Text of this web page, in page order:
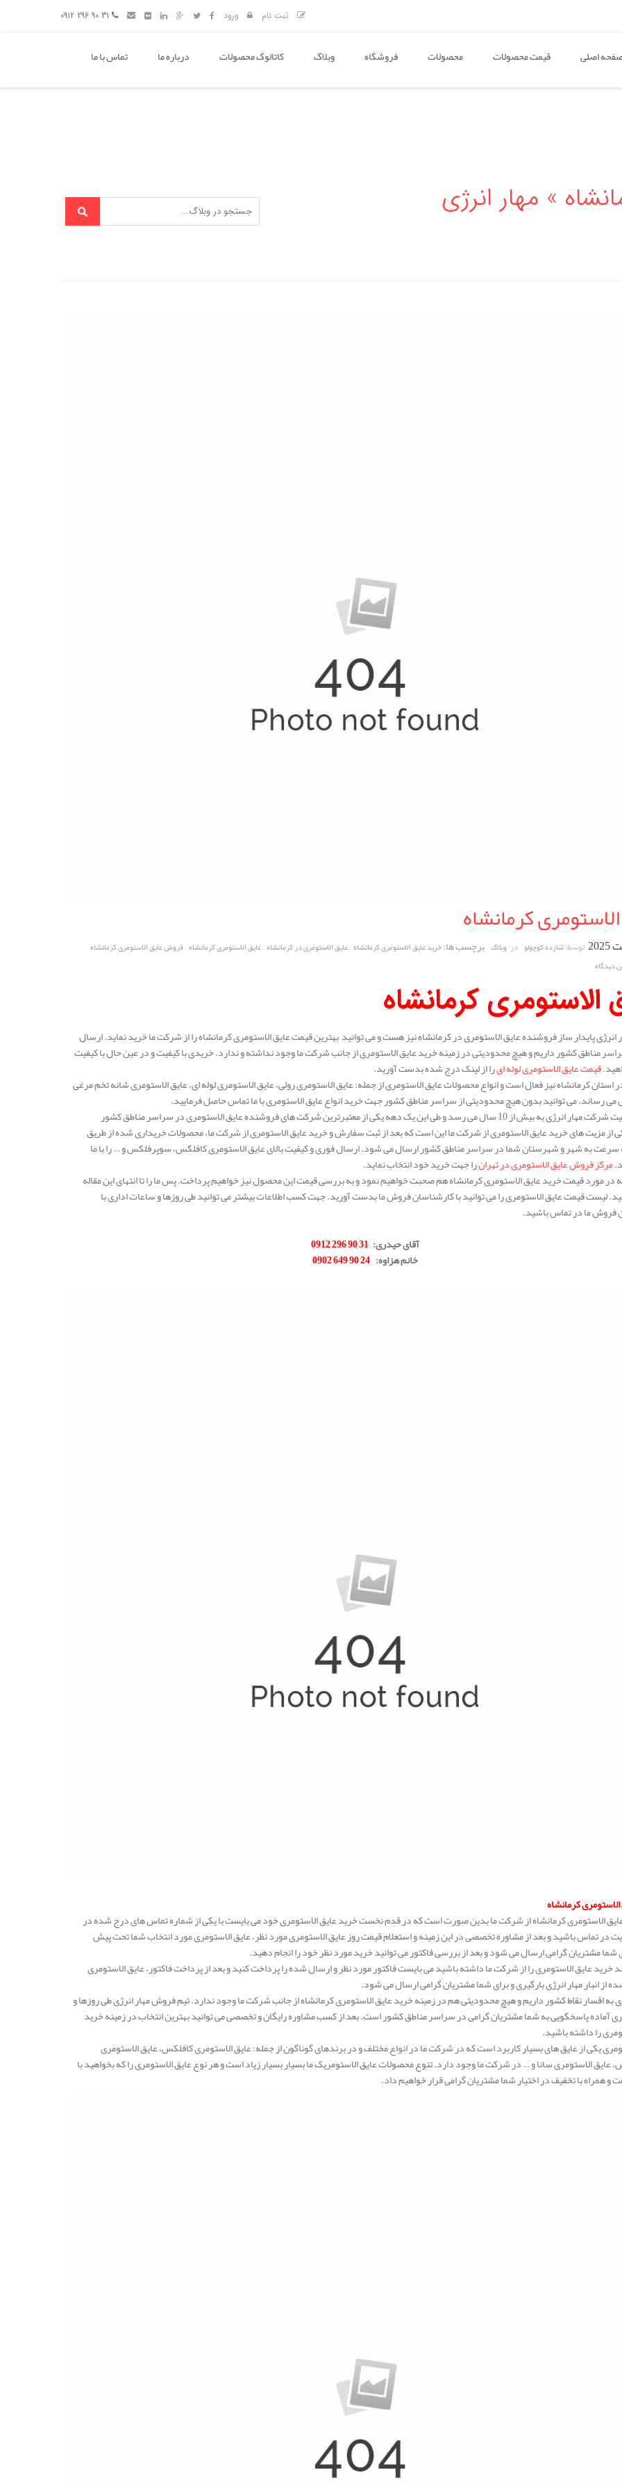
ثبت نام ورود
اصلی قیمت محصولات محصولات فروشگاه وبلاگ کاتالوگ محصولات درباره ما تماس با ما
» مهار انرژی
کرمانشاه
توسط:شازده کوچولو در:وبلاگ برچسب ها:خرید عایق الاستومری کرمانشاه ,عایق الاستومری در کرمانشاه ,عایق الاستومری کرمانشاه ,فروش عایق الاستومری کرمانشاه
دیدگاه
الاستومری کرمانشاه
پایدار ساز فروشنده عایق الاستومری در کرمانشاه نیز هست و می توانید بهترین قیمت عایق الاستومری کرمانشاه را از شرکت ما خرید نماید. ارسال
مناطق کشور داریم و هیچ محدودیتی در زمینه خرید عایق الاستومری از جانب شرکت ما وجود نداشته و ندارد. خریدی با کیفیت و در عین حال با کیفیت
قیمت عایق الاستومری لوله ایرا از لینک درج شده بدست آورید.
کرمانشاه نیز فعال است و انواع محصولات عایق الاستومری از جمله: عایق الاستومری رولی، عایق الاستومری لوله ای، عایق الاستومری شانه تخم مرغی
می رساند. می توانید بدون هیچ محدودیتی از سراسر مناطق کشور جهت خرید انواع عایق الاستومری با ما تماس حاصل فرمایید.
سابقه فعالیت شرکت مهار انرژی به بیش از 10 سال می رسد و طی این یک دهه یکی از معتبرترین شرکت های فروشنده عایق الاستومری در سراسر مناطق کشور
از مزیت های خرید عایق الاستومری از شرکت ما این است که بعد از ثبت سفارش و خرید عایق الاستومری از شرکت ما، محصولات خریداری شده از طریق
سرعت به شهر و شهرستان شما در سراسر مناطق کشور ارسال می شود. ارسال فوری و کیفیت بالای عایق الاستومری کافلکس، سوپرفلکس و … را با ما
مرکز فروش عایق الاستومری در تهرانرا جهت خرید خود انتخاب نماید.
در مورد قیمت خرید عایق الاستومری کرمانشاه هم صحبت خواهیم نمود و به بررسی قیمت این محصول نیز خواهیم پرداخت. پس ما را تا انتهای این مقاله
لیست قیمت عایق الاستومری را می توانید با کارشناسان فروش ما بدست آورید. جهت کسب اطلاعات بیشتر می توانید طی روزها و ساعات اداری با
فروش ما در تماس باشید.
آقای حیدری:
31 90 296 0912
خانم هزاوه:
24 90 649 0902
کرمانشاه
الاستومری کرمانشاه از شرکت ما بدین صورت است که در قدم نخست خرید عایق الاستومری خود می بایست با یکی از شماره تماس های درج شده در
در تماس باشید و بعد از مشاوره تخصصی در این زمینه و استعلام قیمت روز عایق الاستومری مورد نظر، عایق الاستومری مورد انتخاب شما تحت پیش
شما مشتریان گرامی ارسال می شود و بعد از بررسی فاکتور می توانید خرید مورد نظر خود را انجام دهید.
خرید عایق الاستومری را از شرکت ما داشته باشید می بایست فاکتور مورد نظر و ارسال شده را پرداخت کنید و بعد از پرداخت فاکتور، عایق الاستومری
از انبار مهار انرژی بارگیری و برای شما مشتریان گرامی ارسال می شود.
به اقسار نقاط کشور داریم و هیچ محدودیتی هم در زمینه خرید عایق الاستومری کرمانشاه از جانب شرکت ما وجود ندارد. تیم فروش مهار انرژی طی روزها و
آماده پاسخگویی به شما مشتریان گرامی در سراسر مناطق کشور است. بعد از کسب مشاوره رایگان و تخصصی می توانید بهترین انتخاب در زمینه خرید
را داشته باشید.
یکی از عایق های بسیار کاربرد است که در شرکت ما در انواع مختلف و در برندهای گوناگون از جمله: عایق الاستومری کافلکس، عایق الاستومری
عایق الاستومری سانا و … در شرکت ما وجود دارد. تنوع محصولات عایق الاستومریک ما بسیار بسیار زیاد است و هر نوع عایق الاستومری را که بخواهید با
و همراه با تخفیف در اختیار شما مشتریان گرامی قرار خواهیم داد.